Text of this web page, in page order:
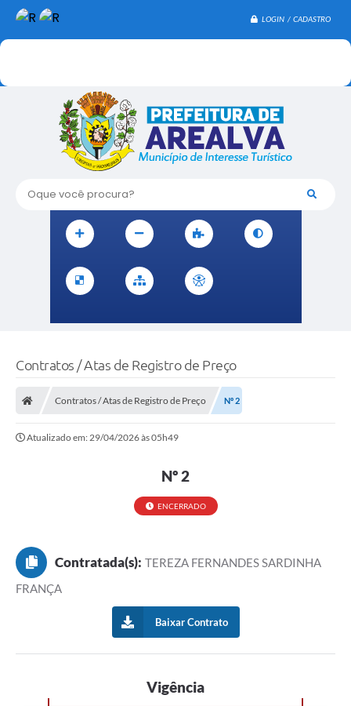
LOGIN / CADASTRO
Oque você procura?
Contratos / Atas de Registro de Preço
Contratos / Atas de Registro de Preço Nº 2
Atualizado em: 29/04/2026 às 05h49
Nº 2
ENCERRADO
Contratada(s): TEREZA FERNANDES SARDINHA
FRANÇA
Baixar Contrato
Vigência